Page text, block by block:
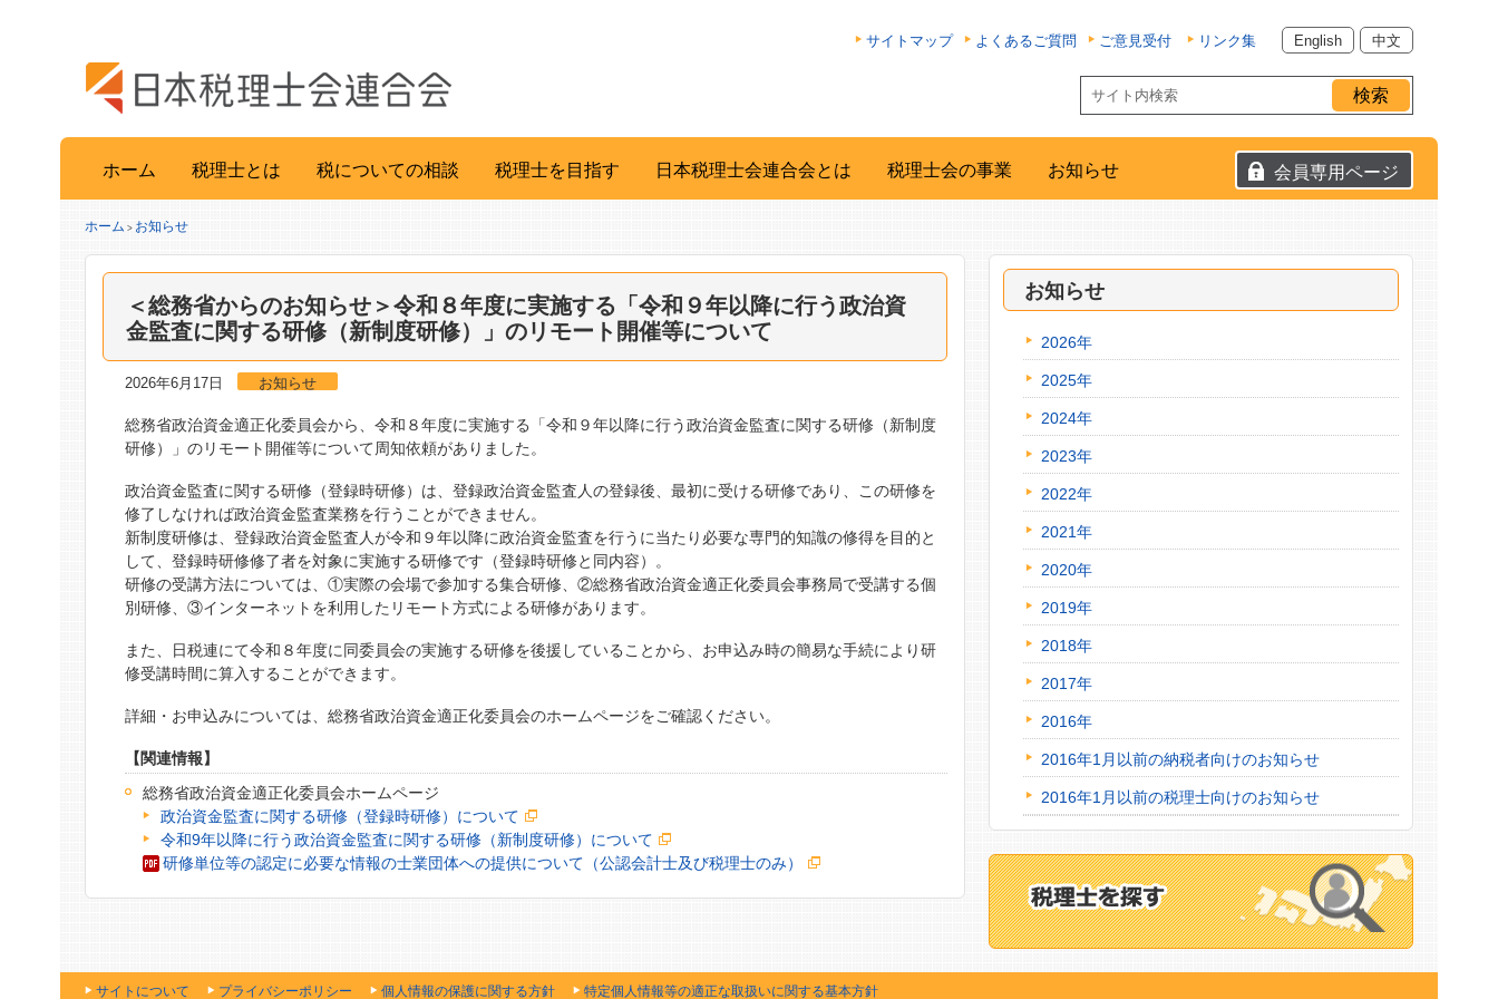
サイトマップ よくあるご質問 ご意見受付 リンク集 English 中文
会員専用ページ
ホーム 税理士とは 税についての相談 税理士を目指す 日本税理士会連合会とは 税理士会の事業 お知らせ
ホーム > お知らせ
＜総務省からのお知らせ＞令和８年度に実施する「令和９年以降に行う政治資
金監査に関する研修（新制度研修）」のリモート開催等について
2026年6月17日 お知らせ
総務省政治資金適正化委員会から、令和８年度に実施する「令和９年以降に行う政治資金監査に関する研修（新制度
研修）」のリモート開催等について周知依頼がありました。
政治資金監査に関する研修（登録時研修）は、登録政治資金監査人の登録後、最初に受ける研修であり、この研修を
修了しなければ政治資金監査業務を行うことができません。
新制度研修は、登録政治資金監査人が令和９年以降に政治資金監査を行うに当たり必要な専門的知識の修得を目的と
して、登録時研修修了者を対象に実施する研修です（登録時研修と同内容）。
研修の受講方法については、①実際の会場で参加する集合研修、②総務省政治資金適正化委員会事務局で受講する個
別研修、③インターネットを利用したリモート方式による研修があります。
また、日税連にて令和８年度に同委員会の実施する研修を後援していることから、お申込み時の簡易な手続により研
修受講時間に算入することができます。
詳細・お申込みについては、総務省政治資金適正化委員会のホームページをご確認ください。
【関連情報】
総務省政治資金適正化委員会ホームページ
政治資金監査に関する研修（登録時研修）について
令和9年以降に行う政治資金監査に関する研修（新制度研修）について
研修単位等の認定に必要な情報の士業団体への提供について（公認会計士及び税理士のみ）
お知らせ
2026年
2025年
2024年
2023年
2022年
2021年
2020年
2019年
2018年
2017年
2016年
2016年1月以前の納税者向けのお知らせ
2016年1月以前の税理士向けのお知らせ
サイトについて プライバシーポリシー 個人情報の保護に関する方針 特定個人情報等の適正な取扱いに関する基本方針